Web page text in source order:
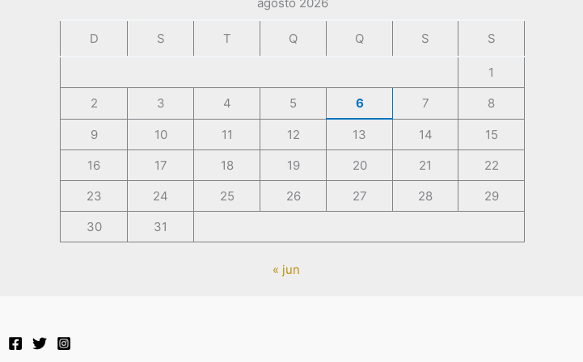
D S T Q Q S S
1
2
3 4 5 6 7 8
9 10 11 12 13 14
15
16
17 18 19 20 21
22
23
24 25 26 27 28
29
30
31
« jun